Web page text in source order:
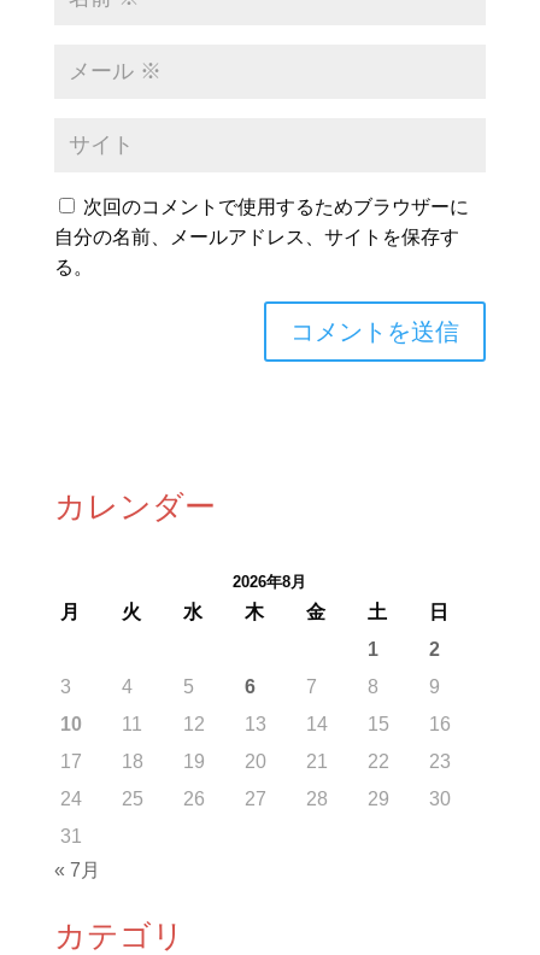
次回のコメントで使用するためブラウザーに
自分の名前、メールアドレス、サイトを保存す
る。
カレンダー
2026年8月
月 火 水 木 金 土
日
1
2
3
4 5 6 7 8
9
10
11 12 13 14 15
16
17
18 19 20 21 22
23
24
25 26 27 28 29
30
31
« 7月
カテゴリ